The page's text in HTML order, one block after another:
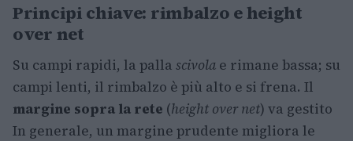
Principi chiave: rimbalzo e height
over net
Su campi rapidi, la palla scivola e rimane bassa; su
campi lenti, il rimbalzo è più alto e si frena. Il
margine sopra la rete (height over net) va gestito
In generale, un margine prudente migliora le